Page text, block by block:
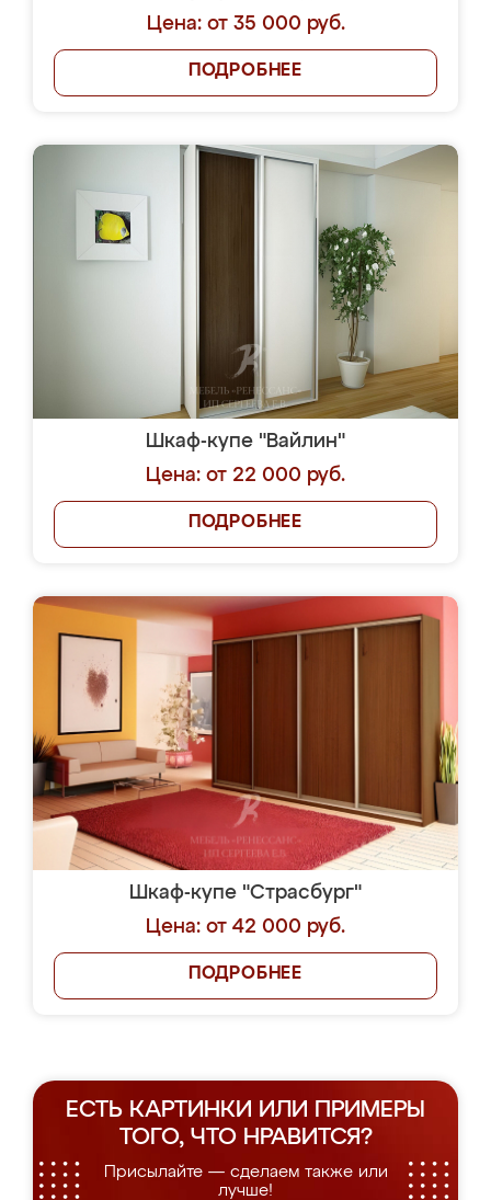
Цена: от 35 000 руб.
ПОДРОБНЕЕ
Шкаф-купе "Вайлин"
Цена: от 22 000 руб.
ПОДРОБНЕЕ
Шкаф-купе "Страсбург"
Цена: от 42 000 руб.
ПОДРОБНЕЕ
ЕСТЬ КАРТИНКИ ИЛИ ПРИМЕРЫ
ТОГО, ЧТО НРАВИТСЯ?
Присылайте — сделаем также или
лучше!